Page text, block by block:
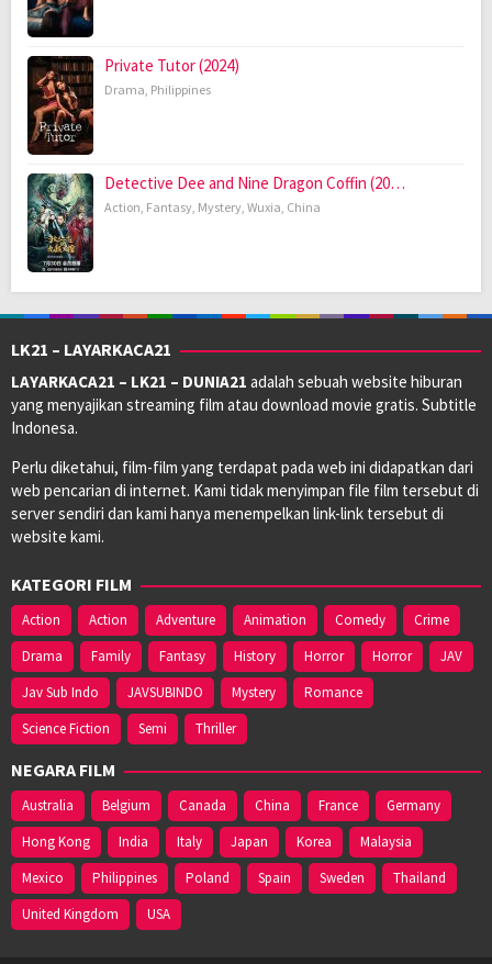
Private Tutor (2024)
Drama, Philippines
Detective Dee and Nine Dragon Coffin (20…
Action, Fantasy, Mystery, Wuxia, China
LK21 – LAYARKACA21
LAYARKACA21 – LK21 – DUNIA21 adalah sebuah website hiburan
yang menyajikan streaming film atau download movie gratis. Subtitle
Indonesa.
Perlu diketahui, film-film yang terdapat pada web ini didapatkan dari
web pencarian di internet. Kami tidak menyimpan file film tersebut di
server sendiri dan kami hanya menempelkan link-link tersebut di
website kami.
KATEGORI FILM
Action Action Adventure Animation Comedy
Crime
Drama
Family Fantasy History Horror Horror
JAV
Jav Sub Indo
JAVSUBINDO Mystery
Romance
Science Fiction
Semi Thriller
NEGARA FILM
Australia Belgium Canada China France
Germany
Hong Kong
India Italy Japan Korea
Malaysia
Mexico
Philippines Poland Spain Sweden
Thailand
United Kingdom
USA